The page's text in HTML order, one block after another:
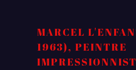
MARCEL
1963), PEINTRE